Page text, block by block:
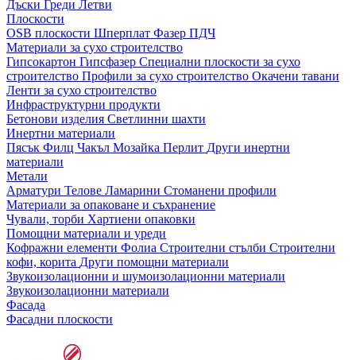
Дъски Греди Летви
Плоскости
OSB плоскости Шперплат Фазер ПДЧ
Материали за сухо строителство
Гипсокартон Гипсфазер Специални плоскости за сухо
строителство Профили за сухо строителство Окачени тавани
Ленти за сухо строителство
Инфраструктурни продукти
Бетонови изделия Светлинни шахти
Инертни материали
Пясък Филц Чакъл Мозайкa Перлит Други инертни
материали
Метали
Арматури Телове Ламарини Стоманени профили
Материали за опаковане и съхранение
Чували, торби Хартиени опаковки
Помощни материали и уреди
Кофражни елементи Фолиа Строителни стълби Строителни
кофи, корита Други помощни материали
Звукоизолационни и шумоизолационни материали
Звукоизолационни материали
Фасада
Фасадни плоскости